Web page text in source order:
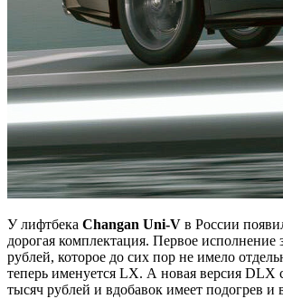
У лифтбека Changan Uni-V в России
дорогая комплектация. Первое исполнение
рублей, которое до сих пор не имело
теперь именуется LX. А новая версия DLX
тысяч рублей и вдобавок имеет подогрев и